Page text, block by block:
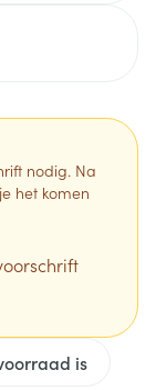
nodig. Na
het komen
is